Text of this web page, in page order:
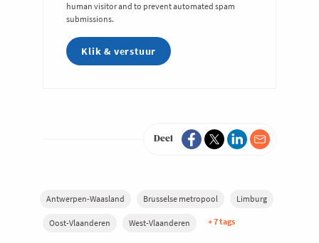
human visitor and to prevent automated spam
submissions.
Deel
Antwerpen-Waasland Brusselse metropool Limburg
Oost-Vlaanderen West-Vlaanderen + 7 tags